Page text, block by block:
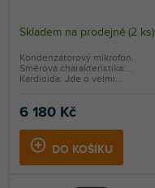
Průměrné
hodnocení
produktu
5,0
hvězdiček.
Skladem na prodejně (2 ks)
6 180 Kč
DO KOŠÍKU
Kondenzátorový mikrofon.
Směrová charakteristika:
Kardioida. Jde o velmi...